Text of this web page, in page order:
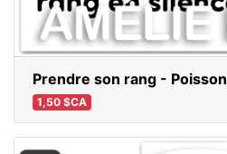
Prendre son rang - Poisson
1,50 $CA